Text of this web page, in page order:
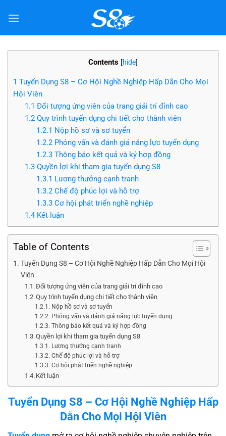
qua
Contents [hide]
1 Tuyển Dụng S8 – Cơ Hội Nghề Nghiệp Hấp Dẫn Cho Mọi
Hội Viên
1.1 Đối tượng ứng viên của trang giải trí đỉnh cao
1.2Quy trình tuyển dụng chi tiết cho thành viên
1.2.1 Nộp hồ sơ và sơ tuyển
1.2.2Phỏng vấn và đánh giá năng lực tuyển dụng
1.2.3Thông báo kết quả và ký hợp đồng
1.3Quyền lợi khi tham gia tuyển dụng S8
1.3.1 Lương thưởng cạnh tranh
1.3.2Chế độ phúc lợi và hỗ trợ
1.3.3Cơ hội phát triển nghề nghiệp
1.4Kết luận
Table of Contents
Tuyển Dụng S8 – Cơ Hội Nghề Nghiệp Hấp Dẫn Cho Mọi Hội
Viên
Đối tượng ứng viên của trang giải trí đỉnh cao
Quy trình tuyển dụng chi tiết cho thành viên
Nộp hồ sơ và sơ tuyển
Phỏng vấn và đánh giá năng lực tuyển dụng
Thông báo kết quả và ký hợp đồng
Quyền lợi khi tham gia tuyển dụng S8
Lương thưởng cạnh tranh
Chế độ phúc lợi và hỗ trợ
Cơ hội phát triển nghề nghiệp
Kết luận
Tuyển Dụng S8 – Cơ Hội Nghề Nghiệp Hấp
Dẫn Cho Mọi Hội Viên